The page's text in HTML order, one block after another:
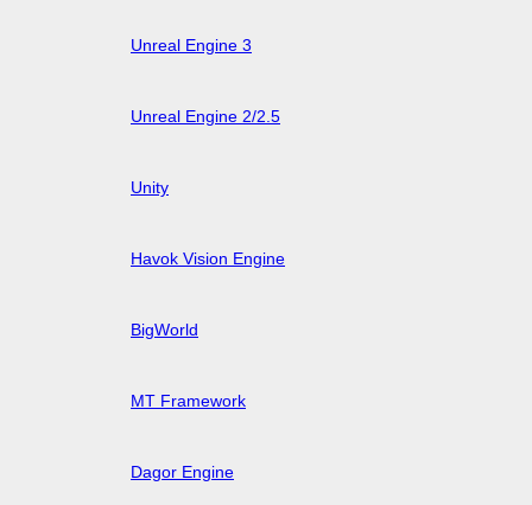
Unreal Engine 3
Unreal Engine 2/2.5
Unity
Havok Vision Engine
BigWorld
MT Framework
Dagor Engine